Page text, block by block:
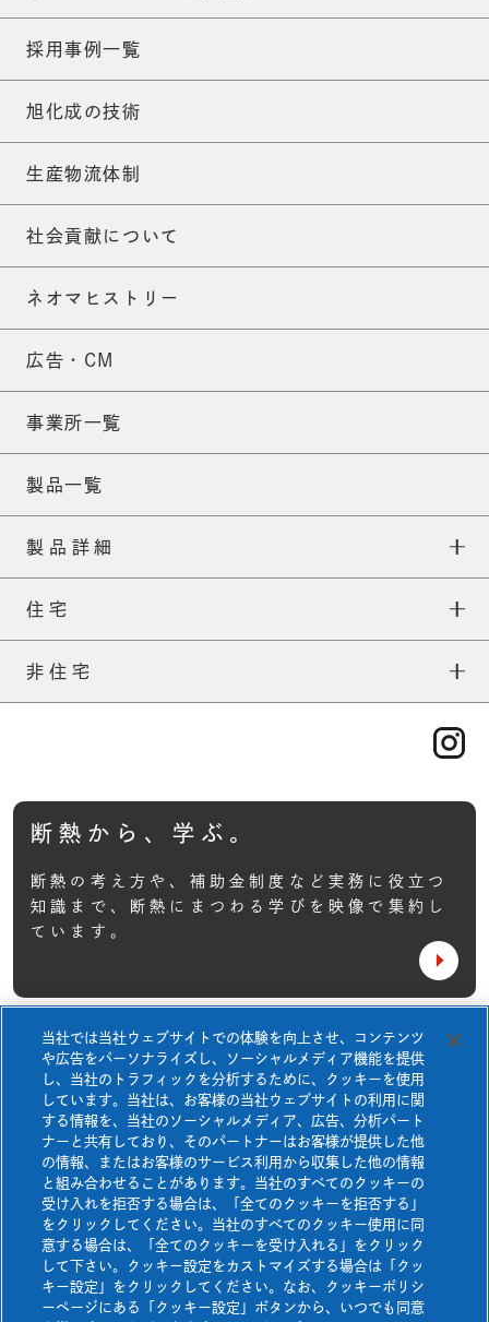
TOP
非住宅TOP
製品一覧
断熱等級7について
断熱から、学ぶ。
快適空間研究所
お知らせ
よくあるご質問
お問い合わせ
資料請求
壁施工資料ダウンロード
採用事例一覧
旭化成の技術
生産物流体制
社会貢献について
ネオマヒストリー
広告・CM
事業所一覧
製品一覧
製品詳細
ネオマフォーム
ネオマ耐火スパンウォール
ネオマ断熱ボード
ネオマゼウス
ネオマフィットテープ
ネオマスパンビスⅠ
ネオマスパンビスⅡ
熱膨張性目地材
住宅
住宅TOP
施工について
ネオマアカデミー
断熱等級7について
快適空間研究所
非住宅
産業資材
断熱から、学ぶ。
断熱の考え方や、補助金制度など実務に役立つ
知識まで、 断熱にまつわる学びを映像で集約し
ています。
壁施工資料ダウンロード
カタログ・チラシダウンロード
防耐火構造認定書ダウンロード
当社では当社ウェブサイトでの体験を向上させ、コンテンツ
や広告をパーソナライズし、ソーシャルメディア機能を提供
し、当社のトラフィックを分析するために、クッキーを使用
しています。当社は、お客様の当社ウェブサイトの利用に関
する情報を、当社のソーシャルメディア、広告、分析パート
ナーと共有しており、そのパートナーはお客様が提供した他
の情報、またはお客様のサービス利用から収集した他の情報
と組み合わせることがあります。当社のすべてのクッキーの
受け入れを拒否する場合は、「全てのクッキーを拒否する」
をクリックしてください。当社のすべてのクッキー使用に同
意する場合は、「全てのクッキーを受け入れる」をクリック
して下さい。クッキー設定をカストマイズする場合は「クッ
キー設定」をクリックしてください。なお、クッキーポリシ
ーページにある「クッキー設定」ボタンから、いつでも同意